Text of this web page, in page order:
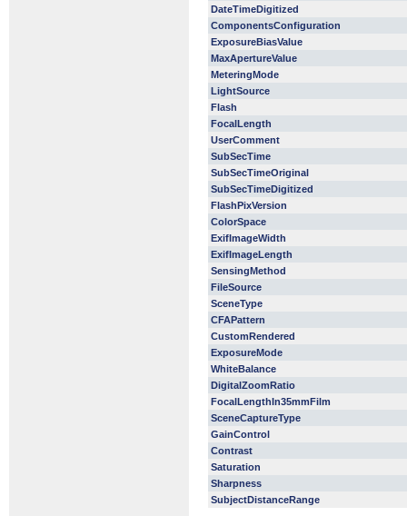
DateTimeDigitized
ComponentsConfiguration
ExposureBiasValue
MaxApertureValue
MeteringMode
LightSource
Flash
FocalLength
UserComment
SubSecTime
SubSecTimeOriginal
SubSecTimeDigitized
FlashPixVersion
ColorSpace
ExifImageWidth
ExifImageLength
SensingMethod
FileSource
SceneType
CFAPattern
CustomRendered
ExposureMode
WhiteBalance
DigitalZoomRatio
FocalLengthIn35mmFilm
SceneCaptureType
GainControl
Contrast
Saturation
Sharpness
SubjectDistanceRange